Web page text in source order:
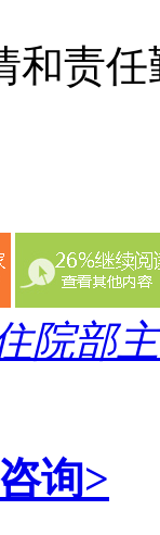
和责
院部
询>